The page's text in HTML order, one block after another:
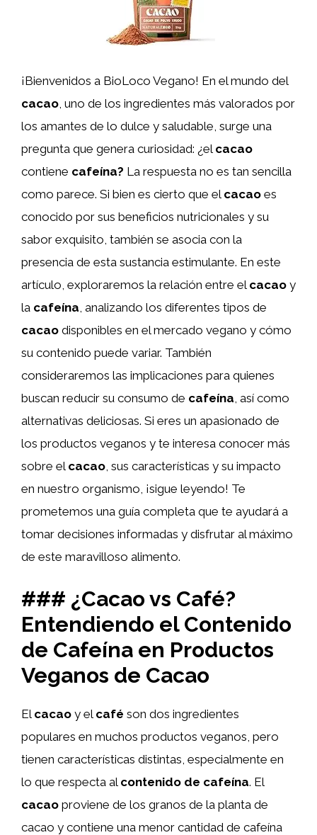
¡Bienvenidos a BioLoco Vegano! En el mundo del
cacao, uno de los ingredientes más valorados por
los amantes de lo dulce y saludable, surge una
pregunta que genera curiosidad: ¿el cacao
contiene cafeína? La respuesta no es tan sencilla
como parece. Si bien es cierto que el cacao es
conocido por sus beneficios nutricionales y su
sabor exquisito, también se asocia con la
presencia de esta sustancia estimulante. En este
artículo, exploraremos la relación entre el cacao y
la cafeína, analizando los diferentes tipos de
cacao disponibles en el mercado vegano y cómo
su contenido puede variar. También
consideraremos las implicaciones para quienes
buscan reducir su consumo de cafeína, así como
alternativas deliciosas. Si eres un apasionado de
los productos veganos y te interesa conocer más
sobre el cacao, sus características y su impacto
en nuestro organismo, ¡sigue leyendo! Te
prometemos una guía completa que te ayudará a
tomar decisiones informadas y disfrutar al máximo
de este maravilloso alimento.
### ¿Cacao vs Café?
Entendiendo el Contenido
de Cafeína en Productos
Veganos de Cacao
El cacao y el café son dos ingredientes
populares en muchos productos veganos, pero
tienen características distintas, especialmente en
lo que respecta al contenido de cafeína. El
cacao proviene de los granos de la planta de
cacao y contiene una menor cantidad de cafeína